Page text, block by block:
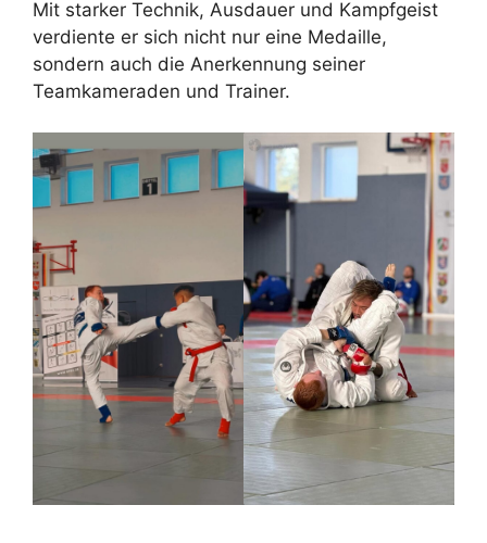
Mit starker Technik, Ausdauer und Kampfgeist
verdiente er sich nicht nur eine Medaille,
sondern auch die Anerkennung seiner
Teamkameraden und Trainer.